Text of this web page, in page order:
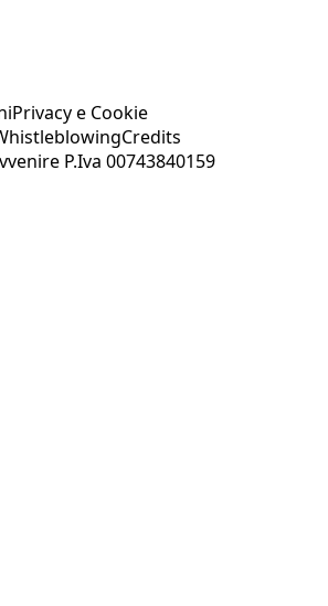
Privacy e Cookie
Credits
P.Iva 00743840159